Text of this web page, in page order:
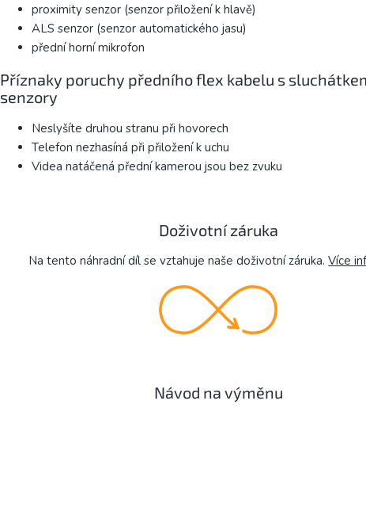
proximity senzor (senzor přiložení k hlavě)
ALS senzor (senzor automatického jasu)
přední horní mikrofon
Příznaky poruchy předního flex kabelu s
senzory
Neslyšíte druhou stranu při hovorech
Telefon nezhasíná při přiložení k uchu
Videa natáčená přední kamerou jsou bez zvuku
Doživotní záruka
Na tento náhradní díl se vztahuje naše doživotní záruka.Více
Návod na výměnu